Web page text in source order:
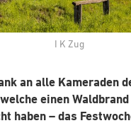
I K Zug
an alle Kameraden
einen
haben – das